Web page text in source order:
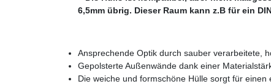
6,5mm übrig. Dieser Raum kann z.B für ein
Ansprechende Optik durch sauber verarbeitete,
Gepolsterte Außenwände dank einer
Die weiche und formschöne Hülle sorgt für einen